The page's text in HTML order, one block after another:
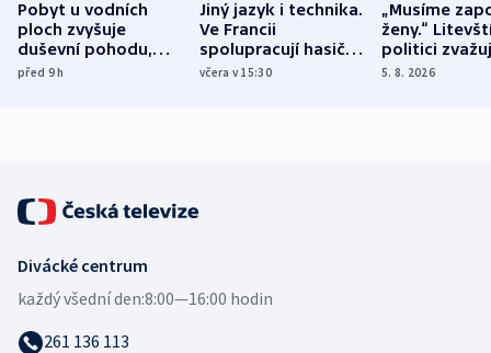
Pobyt u vodních
ploch zvyšuje
duševní pohodu,
ukázala
před 9h
Jiný jazyk i technika.
Ve Francii
spolupracují hasiči z
různých zemí
včera v 15:30
„Musíme
ženy.“
politici
dohodu o
5. 8. 2026
Divácké centrum
každý všední den:8:00—16:00 hodin
261 136 113